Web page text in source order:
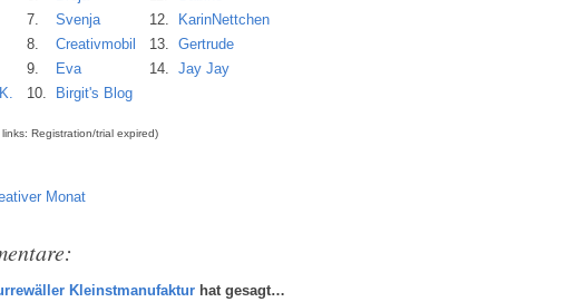
7. Svenja 12.
KarinNettchen
8. Creativmobil 13. Gertrude
9. Eva 14. Jay Jay
10. Birgit's Blog
Registration/trial expired)
Monat
Kleinstmanufaktur hat gesagt…